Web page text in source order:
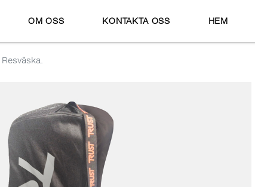
OM OSS KONTAKTA OSS HEM
Resväska.